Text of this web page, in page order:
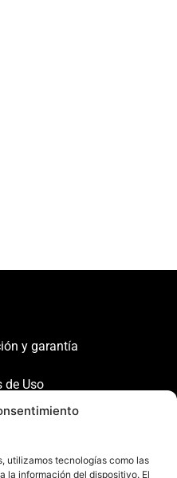
utilizamos tecnologías como las
la información del dispositivo. El
y garantía
de Uso